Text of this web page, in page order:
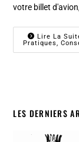
votre billet
Lire La
Pratiques,
LES DERNIERS